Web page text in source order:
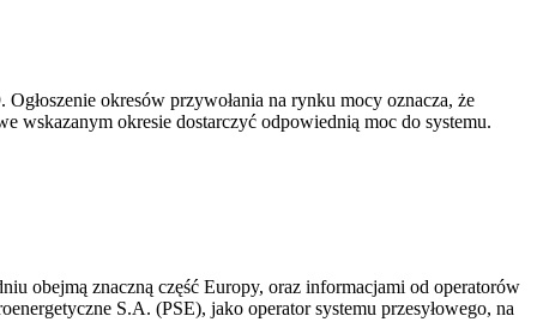
okresów przywołania na rynku mocy oznacza, że
okresie dostarczyć odpowiednią moc do systemu.
obejmą znaczną część Europy, oraz informacjami od operatorów
S.A. (PSE), jako operator systemu przesyłowego, na